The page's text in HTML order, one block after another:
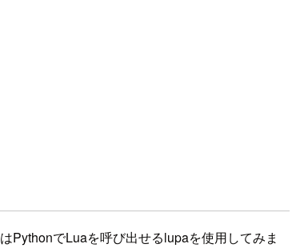
PythonでLuaを呼び出せるlupaを使用してみま